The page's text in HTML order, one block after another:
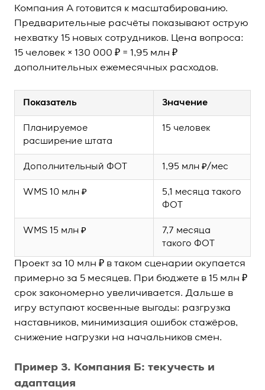
Компания А готовится к масштабированию.
Предварительные расчёты показывают острую
нехватку 15 новых сотрудников. Цена вопроса:
15 человек × 130 000 ₽ = 1,95 млн ₽
дополнительных ежемесячных расходов.
Показатель Значение
Планируемое
расширение штата
15 человек
Дополнительный ФОТ 1,95 млн ₽/мес
WMS 10 млн ₽
5,1 месяца такого
ФОТ
WMS 15 млн ₽
7,7 месяца
такого ФОТ
Проект за 10 млн ₽ в таком сценарии окупается
примерно за 5 месяцев. При бюджете в 15 млн ₽
срок закономерно увеличивается. Дальше в
игру вступают косвенные выгоды: разгрузка
наставников, минимизация ошибок стажёров,
снижение нагрузки на начальников смен.
Пример 3. Компания Б: текучесть и
адаптация